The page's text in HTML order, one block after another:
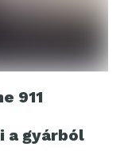
911
a gyárból